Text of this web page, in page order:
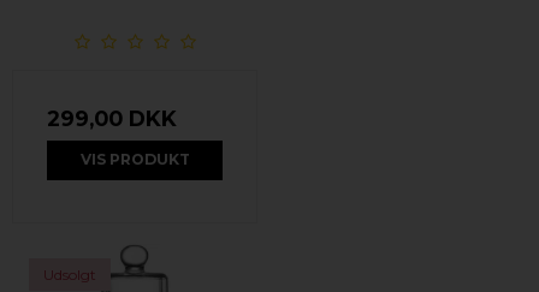
299,00 DKK
VIS PRODUKT
Udsolgt